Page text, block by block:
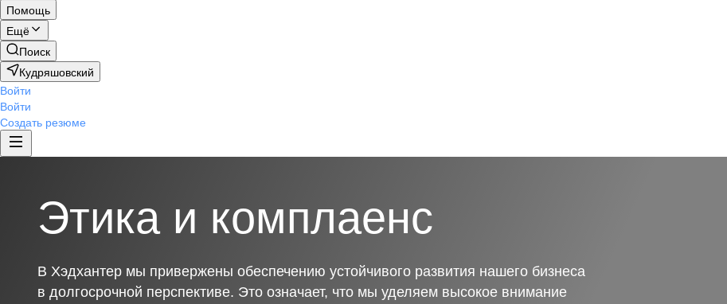
Помощь
Ещё
Поиск
Кудряшовский
Войти
Войти
Создать резюме
Этика и комплаенс
В Хэдхантер мы привержены обеспечению устойчивого развития нашего бизнеса
в долгосрочной перспективе. Это означает, что мы уделяем высокое внимание